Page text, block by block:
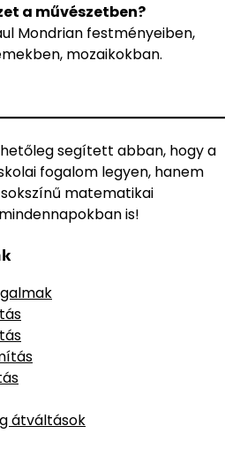
a művészetben?
Mondrian festményeiben,
mozaikokban.
segített abban, hogy a
fogalom legyen, hanem
matematikai
is!
átváltások